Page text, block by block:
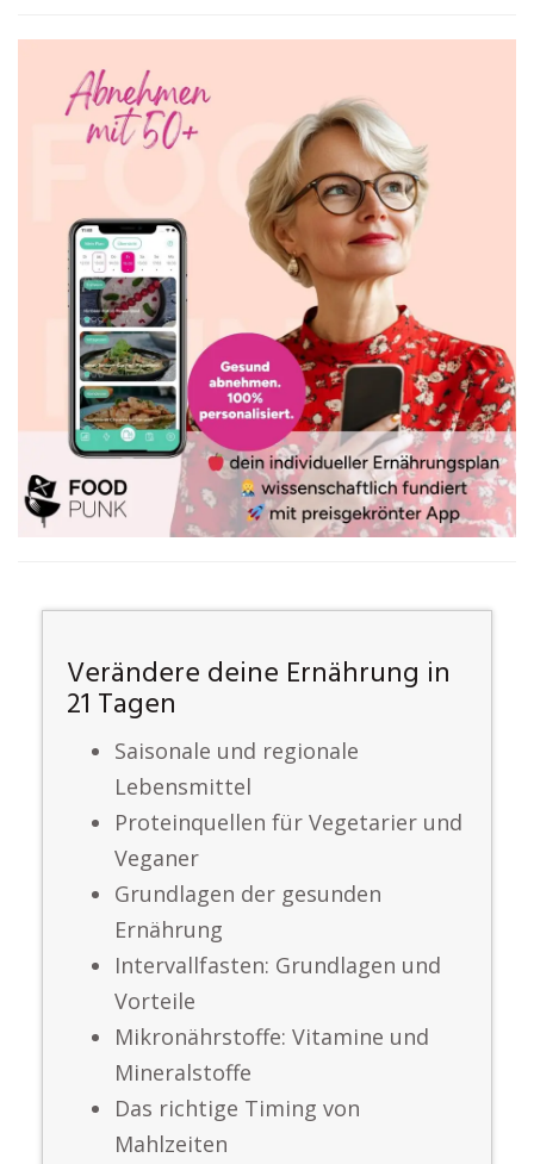
Verändere deine Ernährung in
21 Tagen
Saisonale und regionale
Lebensmittel
Proteinquellen für Vegetarier und
Veganer
Grundlagen der gesunden
Ernährung
Intervallfasten: Grundlagen und
Vorteile
Mikronährstoffe: Vitamine und
Mineralstoffe
Das richtige Timing von
Mahlzeiten